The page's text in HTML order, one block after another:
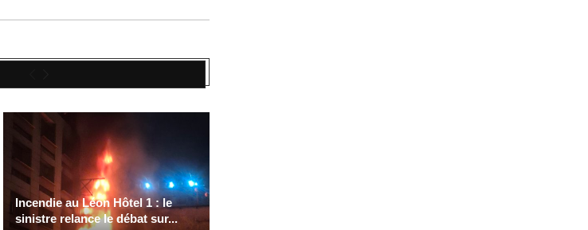
Incendie au Léon Hôtel 1 : le
sinistre relance le débat sur...